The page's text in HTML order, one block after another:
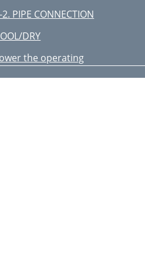
PIPE CONNECTION
DRY
the operating